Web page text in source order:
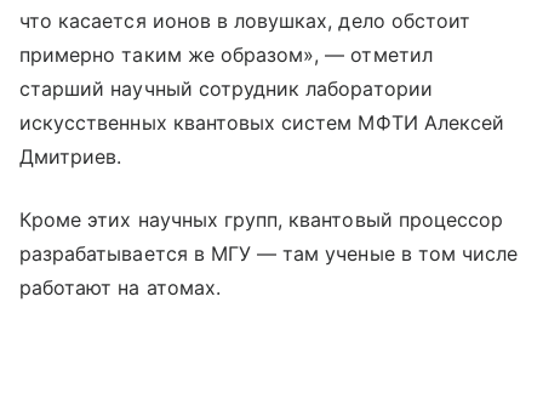
что касается ионов в ловушках, дело обстоит
примерно таким же образом», — отметил
старший научный сотрудник лаборатории
искусственных квантовых систем МФТИ Алексей
Дмитриев.
Кроме этих научных групп, квантовый процессор
разрабатывается в МГУ — там ученые в том числе
работают на атомах.